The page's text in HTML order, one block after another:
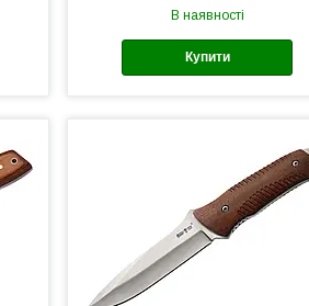
В наявності
Купити